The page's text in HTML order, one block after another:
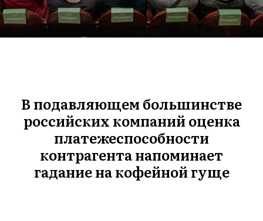
В подавляющем большинстве
российских компаний оценка
платежеспособности
контрагента напоминает
гадание на кофейной гуще